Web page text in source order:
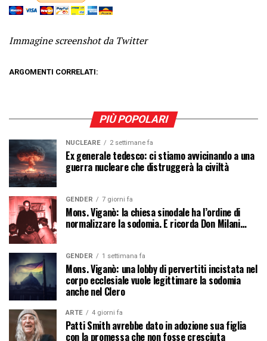
Immagine screenshot da Twitter
ARGOMENTI CORRELATI:
PIÙ POPOLARI
NUCLEARE 2 settimane fa
Ex generale tedesco: ci stiamo avvicinando a una
guerra nucleare che distruggerà la civiltà
GENDER 7 giorni fa
Mons. Viganò: la chiesa sinodale ha l’ordine di
normalizzare la sodomia. E ricorda Don Milani…
GENDER 1 settimana fa
Mons. Viganò: una lobby di pervertiti incistata nel
corpo ecclesiale vuole legittimare la sodomia
anche nel Clero
ARTE 4 giorni fa
Patti Smith avrebbe dato in adozione sua figlia
con la promessa che non fosse cresciuta